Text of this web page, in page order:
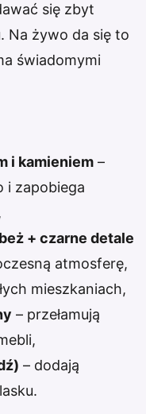
się zbyt
Na żywo da się to
świadomymi
i kamieniem –
i zapobiega
+ czarne detale
atmosferę,
mieszkaniach,
– przełamują
– dodają